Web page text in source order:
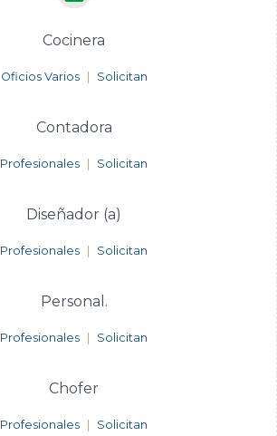
Cocinera
Oficios Varios Solicitan
Contadora
Profesionales Solicitan
Diseñador (a)
Profesionales Solicitan
Personal.
Profesionales Solicitan
Chofer
Profesionales Solicitan